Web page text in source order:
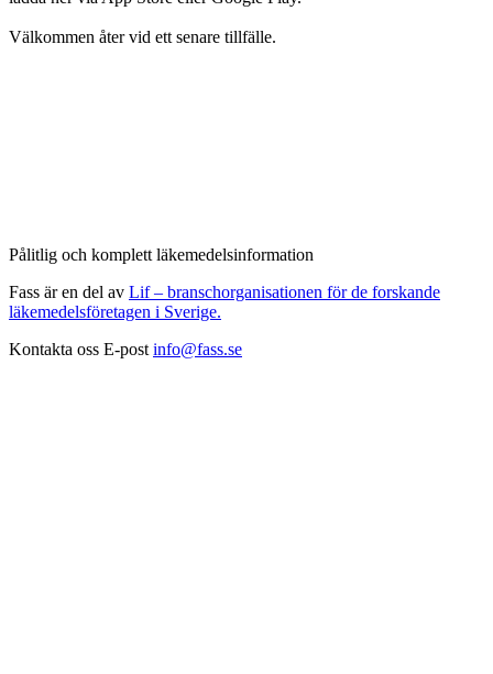
Välkommen åter vid ett senare tillfälle.
Pålitlig och komplett läkemedelsinformation
Fass är en del av Lif – branschorganisationen för de forskande
läkemedelsföretagen i Sverige.
Kontakta oss E-post info@fass.se